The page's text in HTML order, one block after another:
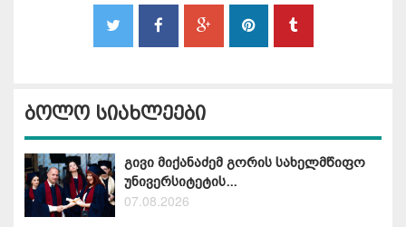
ბოლო სიახლეები
გივი მიქანაძემ გორის სახელმწიფო
უნივერსიტეტის...
07.08.2026